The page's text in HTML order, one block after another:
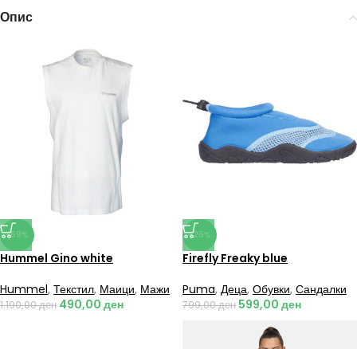
Опис
-59%
Hummel Gino white
Hummel, Текстил, Маици, Мажи
1.190,00ден 490,00 ден
-25%
Firefly Freaky blue
Puma, Деца, Обувки, Сандалки
799,00ден 599,00 ден